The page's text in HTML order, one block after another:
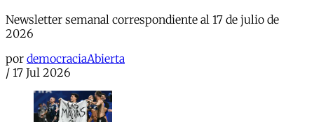
Newsletter semanal correspondiente al 17 de julio de
2026
por democraciaAbierta
/ 17 Jul 2026